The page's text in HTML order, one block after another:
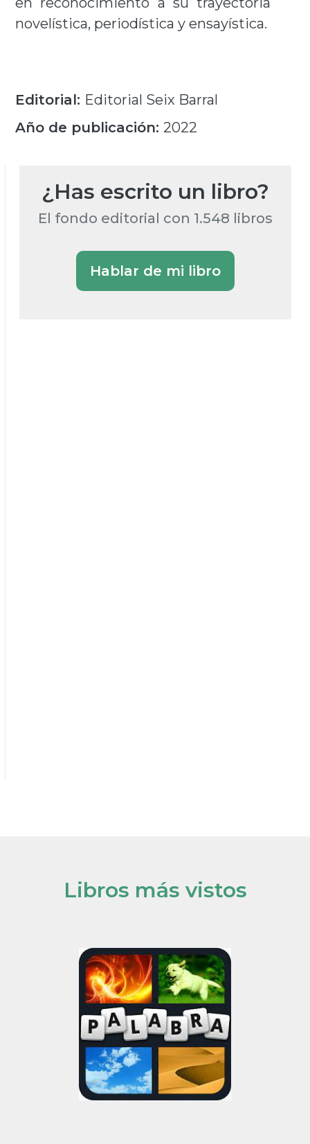
novelística, periodística y ensayística.
Editorial: Editorial Seix Barral
Año de publicación: 2022
¿Has escrito un libro?
El fondo editorial con 1.548 libros
Hablar de mi libro
Libros más vistos